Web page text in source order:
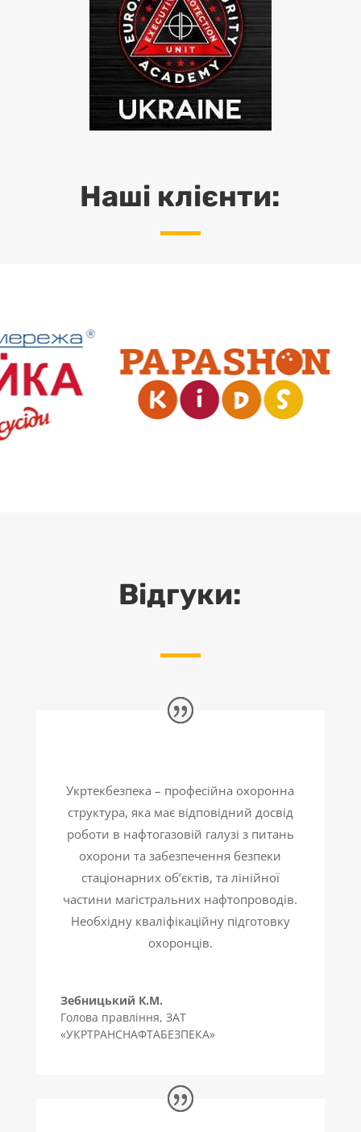
Наші клієнти:
Відгуки:
Укртекбезпека – професійна охоронна
структура, яка має відповідний досвід
роботи в нафтогазовій галузі з питань
охорони та забезпечення безпеки
стаціонарних об’єктів, та лінійної
частини магістральних нафтопроводів.
Необхідну кваліфікаційну підготовку
охоронців.
Зебницький К.М.
Голова правління, ЗАТ
«УКРТРАНСНАФТАБЕЗПЕКА»